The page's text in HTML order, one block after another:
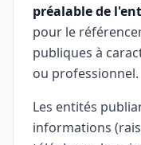
préalable de
pour le
publiques à
ou professionnel.
Les entités
informations